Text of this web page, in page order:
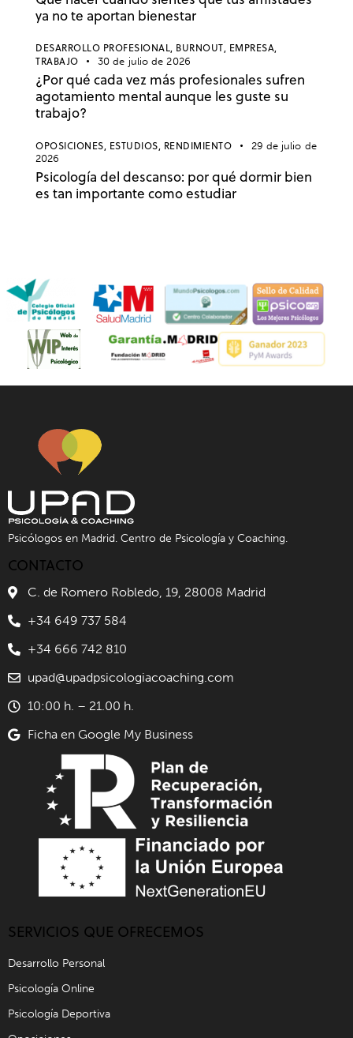
ya no te aportan bienestar
DESARROLLO PROFESIONAL, BURNOUT, EMPRESA,
TRABAJO
30 de julio de 2026
¿Por qué cada vez más profesionales sufren
agotamiento mental aunque les guste su
trabajo?
OPOSICIONES, ESTUDIOS, RENDIMIENTO
29 de julio de
2026
Psicología del descanso: por qué dormir bien
es tan importante como estudiar
Psicólogos en Madrid. Centro de Psicología y Coaching.
CONTACTO
C. de Romero Robledo, 19, 28008 Madrid
+34 649 737 584
+34 666 742 810
upad@upadpsicologiacoaching.com
10:00 h. – 21.00 h.
Ficha en Google My Business
SERVICIOS QUE OFRECEMOS
Desarrollo Personal
Psicología Online
Psicología Deportiva